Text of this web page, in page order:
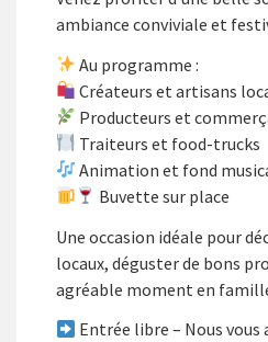
ambiance conviviale et
Au programme :
Créateurs et artisans
Producteurs et
Traiteurs et food-trucks
Animation et fond
Buvette sur place
Une occasion idéale pour
locaux, déguster de bons
agréable moment en
Entrée libre – Nous